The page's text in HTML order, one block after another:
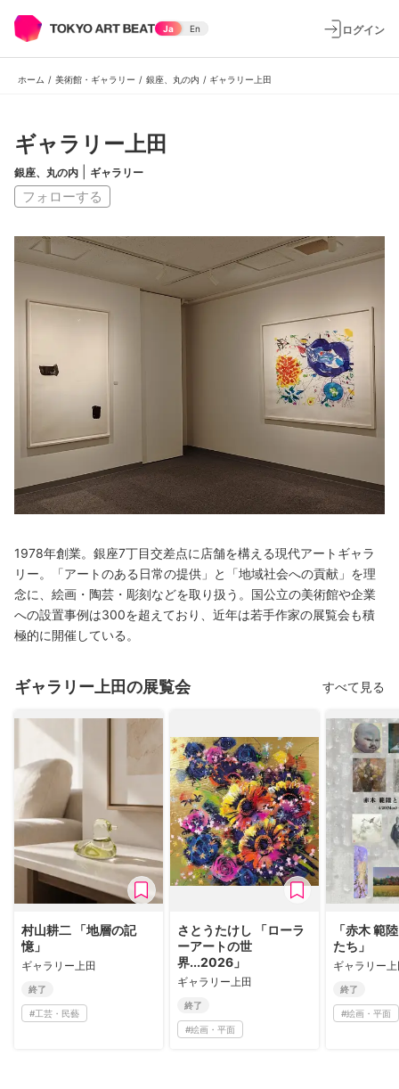
Ja En ログイン
ホーム / 美術館・ギャラリー / 銀座、丸の内 / ギャラリー上田
ギャラリー上田
銀座、丸の内 ギャラリー
フォローする
1978年創業。銀座7丁目交差点に店舗を構える現代アートギャラ
リー。「アートのある日常の提供」と「地域社会への貢献」を理
念に、絵画・陶芸・彫刻などを取り扱う。国公立の美術館や企業
への設置事例は300を超えており、近年は若手作家の展覧会も積
極的に開催している。
ギャラリー上田の展覧会 すべて見る
村山耕二 「地層の記
憶」
ギャラリー上田
終了
#工芸・民藝
さとうたけし 「ローラ
ーアートの世
界...2026」
ギャラリー上田
終了
#絵画・平面
「赤木 範
たち」
ギャラリー
終了
#絵画・平面